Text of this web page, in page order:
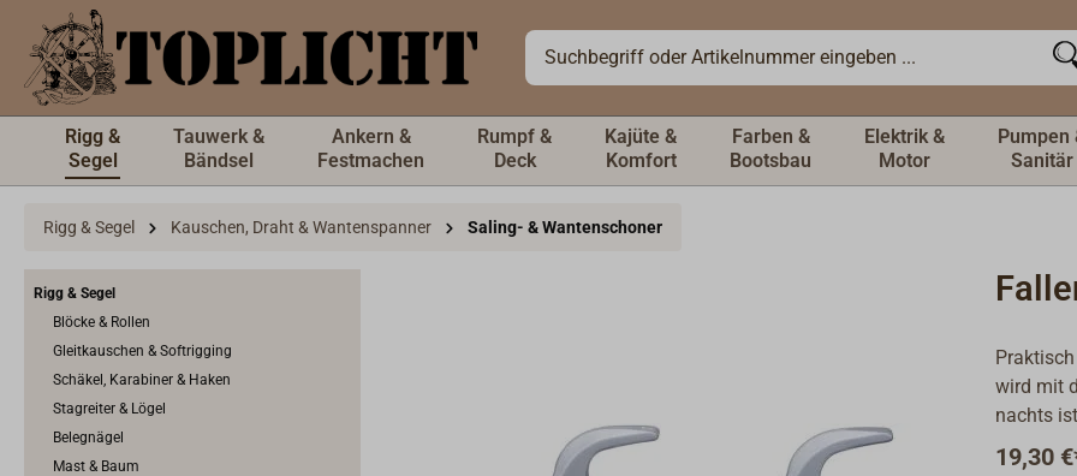
springen
Rigg &
Segel
Tauwerk &
Bändsel
Ankern &
Festmachen
Rumpf &
Deck
Kajüte &
Komfort
Farben &
Bootsbau
Elektrik &
Motor
Pumpen
Sanitär
Rigg & Segel Kauschen, Draht & Wantenspanner Saling- & Wantenschoner
Rigg & Segel
Blöcke & Rollen
Gleitkauschen & Softrigging
Schäkel, Karabiner & Haken
Stagreiter & Lögel
Belegnägel
Mast & Baum
wird mit
nachts
19,30